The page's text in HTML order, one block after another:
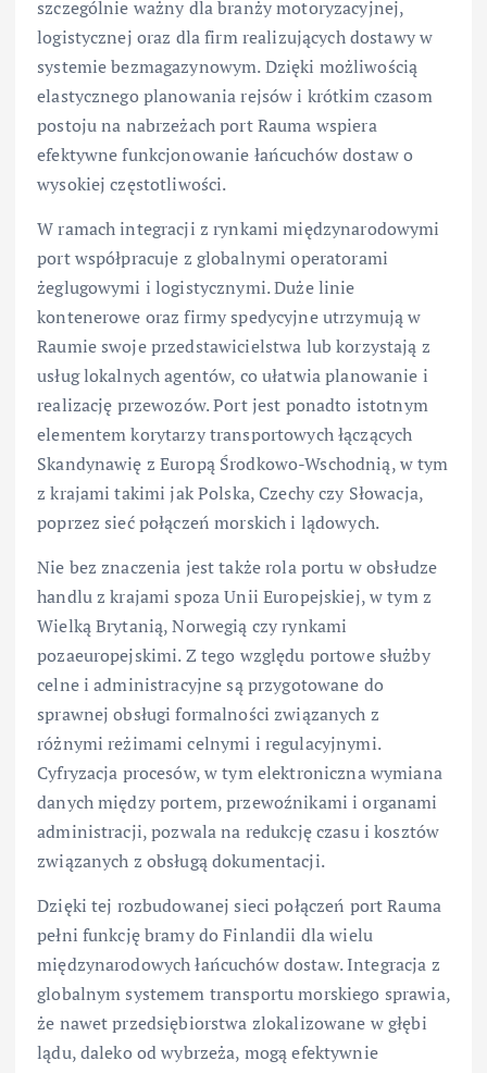
szczególnie ważny dla branży motoryzacyjnej,
logistycznej oraz dla firm realizujących dostawy w
systemie bezmagazynowym. Dzięki możliwością
elastycznego planowania rejsów i krótkim czasom
postoju na nabrzeżach port Rauma wspiera
efektywne funkcjonowanie łańcuchów dostaw o
wysokiej częstotliwości.
W ramach integracji z rynkami międzynarodowymi
port współpracuje z globalnymi operatorami
żeglugowymi i logistycznymi. Duże linie
kontenerowe oraz firmy spedycyjne utrzymują w
Raumie swoje przedstawicielstwa lub korzystają z
usług lokalnych agentów, co ułatwia planowanie i
realizację przewozów. Port jest ponadto istotnym
elementem korytarzy transportowych łączących
Skandynawię z Europą Środkowo-Wschodnią, w tym
z krajami takimi jak Polska, Czechy czy Słowacja,
poprzez sieć połączeń morskich i lądowych.
Nie bez znaczenia jest także rola portu w obsłudze
handlu z krajami spoza Unii Europejskiej, w tym z
Wielką Brytanią, Norwegią czy rynkami
pozaeuropejskimi. Z tego względu portowe służby
celne i administracyjne są przygotowane do
sprawnej obsługi formalności związanych z
różnymi reżimami celnymi i regulacyjnymi.
Cyfryzacja procesów, w tym elektroniczna wymiana
danych między portem, przewoźnikami i organami
administracji, pozwala na redukcję czasu i kosztów
związanych z obsługą dokumentacji.
Dzięki tej rozbudowanej sieci połączeń port Rauma
pełni funkcję bramy do Finlandii dla wielu
międzynarodowych łańcuchów dostaw. Integracja z
globalnym systemem transportu morskiego sprawia,
że nawet przedsiębiorstwa zlokalizowane w głębi
lądu, daleko od wybrzeża, mogą efektywnie